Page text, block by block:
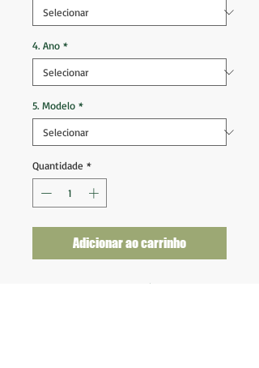
4. Ano *
5. Modelo *
Quantidade *
Adicionar ao carrinho
Milan 2024 2025 Third (125 Anos)